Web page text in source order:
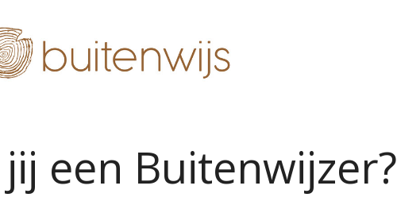
een Buitenwijzer?